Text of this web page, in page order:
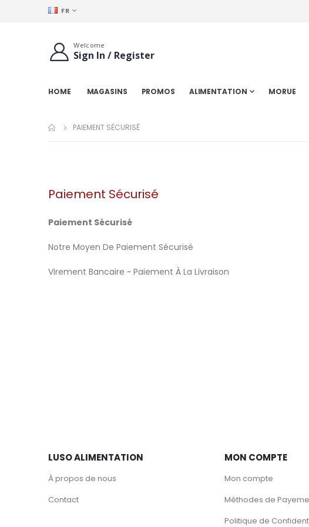
LANGUE
FR
Welcome
Sign In / Register
HOME MAGASINS PROMOS ALIMENTATION MORUE
PAIEMENT SÉCURISÉ
Paiement Sécurisé
Paiement Sécurisé
Notre Moyen De Paiement Sécurisé
Virement Bancaire ~ Paiement À La Livraison
LUSO ALIMENTATION
À propos de nous
Contact
MON COMPTE
Mon compte
Méthodes de
Politique de